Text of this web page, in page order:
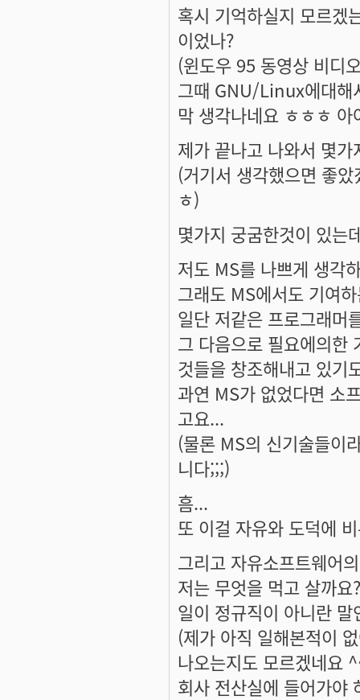
혹시 기억하실지 모르겠
이었나?
(윈도우 95 동영상 비디
그때 GNU/Linux에대해
막 생각나네요 ㅎㅎㅎ
제가 끝나고 나와서 몇
(거기서 생각했으면 좋
ㅎ)
몇가지 궁굼한것이 있는
저도 MS를 나쁘게 생각
그래도 MS에서도 기여
일단 저같은 프로그래머
그 다음으로 필요에의한
것들을 창조해내고 있기
과연 MS가 없었다면 소
고요...
(물론 MS의 신기술들이
니다;;;)
흠...
또 이걸 자유와 도덕에
그리고 자유소프트웨어
저는 무엇을 먹고 살까요
일이 정규직이 아니란 말
(제가 아직 일해본적이
나오는지도 모르겠네요
회사 전산실에 들어가야